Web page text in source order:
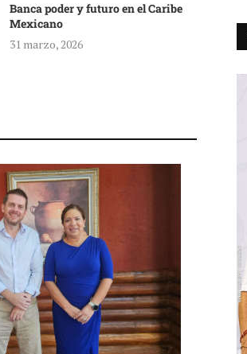
Banca poder y futuro en el Caribe
Mexicano
31 marzo, 2026